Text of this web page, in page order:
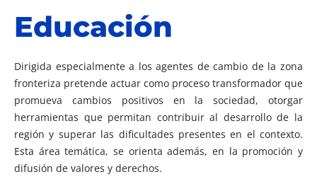
Educación
Dirigida especialmente a los agentes de cambio de la zona
fronteriza pretende actuar como proceso transformador que
promueva cambios positivos en la sociedad, otorgar
herramientas que permitan contribuir al desarrollo de la
región y superar las dificultades presentes en el contexto.
Esta área temática, se orienta además, en la promoción y
difusión de valores y derechos.